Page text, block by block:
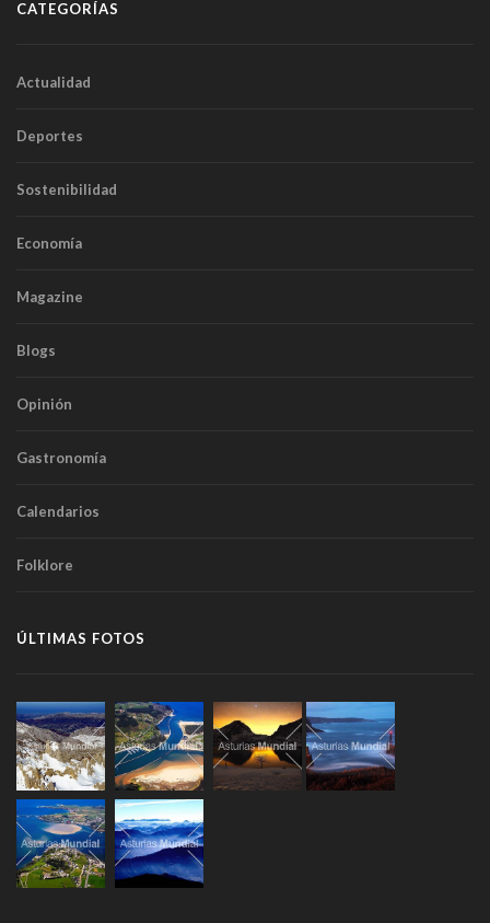
CATEGORÍAS
Actualidad
Deportes
Sostenibilidad
Economía
Magazine
Blogs
Opinión
Gastronomía
Calendarios
Folklore
ÚLTIMAS FOTOS